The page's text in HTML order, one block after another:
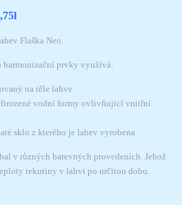
Flaška Neo.
harmonizační prvky využívá:
na těle lahve
vodní formy ovlivňující vnitřní
sklo z kterého je lahev vyrobena
v různých barevných provedeních. Jehož
tekutiny v lahvi po určitou dobu.